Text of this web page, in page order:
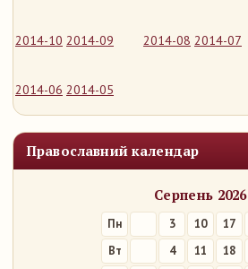
2014-10 2014-09 2014-08 2014-07
2014-06 2014-05
Православний календар
Серпень 2026
Пн 3 10 17
Вт
4 11 18